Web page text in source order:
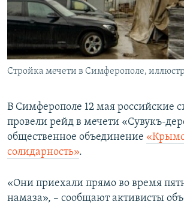
ПОБЕДИТЕЛЕЙ НЕ СУДЯТ?
КРЫМ.НЕПОКОРЕННЫЙ
ELIFBE
УКРАИНСКАЯ ПРОБЛЕМА КРЫМА
ПРИСОЕДИНЯЙТЕСЬ!
Стройка мечети в Симферополе,
В Симферополе 12 мая российские
провели рейд в мечети «Сувукъ-
общественное объединение
солидарность».
«Они приехали прямо во время
намаза», – сообщают активисты